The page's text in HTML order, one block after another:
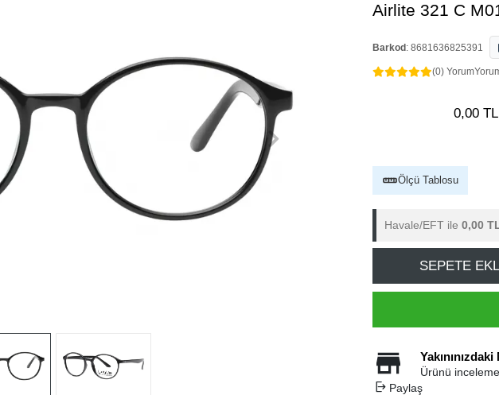
Airlite 321 C
Barkod : 8681636825391
(0) Yorum
0,00 TL
Ölçü Tablosu
Havale/EFT ile 0,00
SEPETE
Ürünü
Paylaş